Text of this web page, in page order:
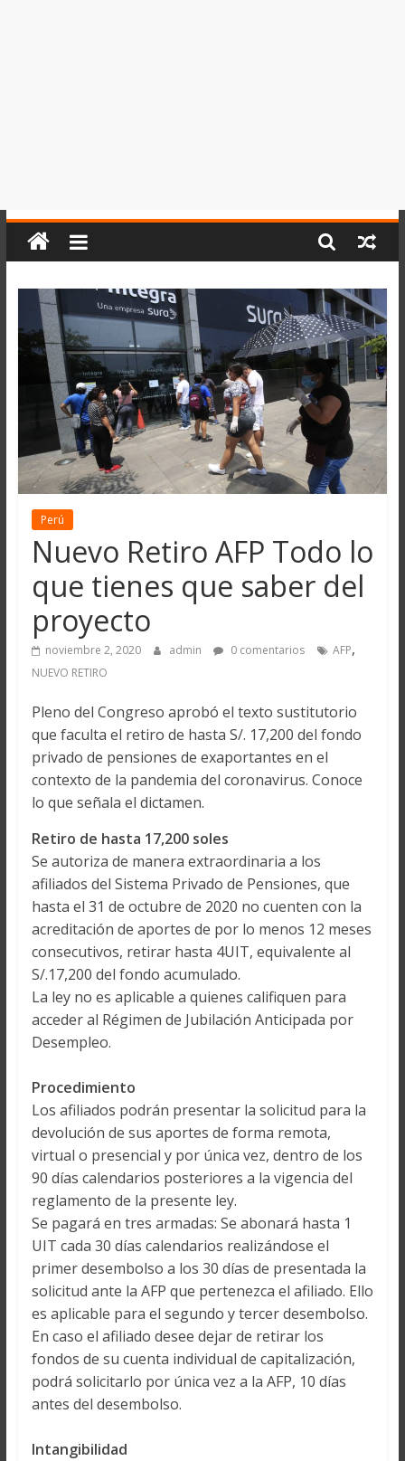
Perú
Nuevo Retiro AFP Todo lo
que tienes que saber del
proyecto
noviembre 2, 2020 admin 0 comentarios AFP,
NUEVO RETIRO
Pleno del Congreso aprobó el texto sustitutorio
que faculta el retiro de hasta S/. 17,200 del fondo
privado de pensiones de exaportantes en el
contexto de la pandemia del coronavirus. Conoce
lo que señala el dictamen.
Retiro de hasta 17,200 soles
Se autoriza de manera extraordinaria a los
afiliados del Sistema Privado de Pensiones, que
hasta el 31 de octubre de 2020 no cuenten con la
acreditación de aportes de por lo menos 12 meses
consecutivos, retirar hasta 4UIT, equivalente al
S/.17,200 del fondo acumulado.
La ley no es aplicable a quienes califiquen para
acceder al Régimen de Jubilación Anticipada por
Desempleo.
Procedimiento
Los afiliados podrán presentar la solicitud para la
devolución de sus aportes de forma remota,
virtual o presencial y por única vez, dentro de los
90 días calendarios posteriores a la vigencia del
reglamento de la presente ley.
Se pagará en tres armadas: Se abonará hasta 1
UIT cada 30 días calendarios realizándose el
primer desembolso a los 30 días de presentada la
solicitud ante la AFP que pertenezca el afiliado. Ello
es aplicable para el segundo y tercer desembolso.
En caso el afiliado desee dejar de retirar los
fondos de su cuenta individual de capitalización,
podrá solicitarlo por única vez a la AFP, 10 días
antes del desembolso.
Intangibilidad